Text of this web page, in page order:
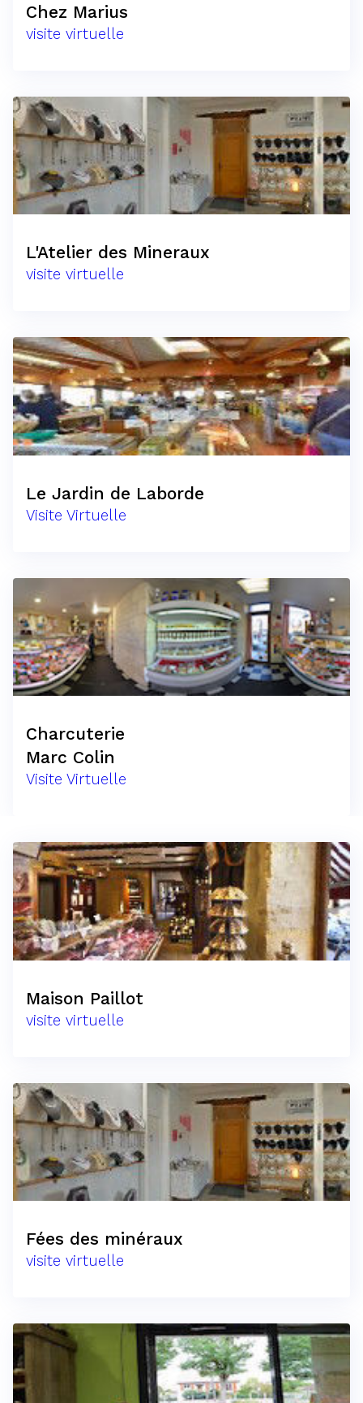
Chez Marius
visite virtuelle
L'Atelier des Mineraux
visite virtuelle
Le Jardin de Laborde
Visite Virtuelle
Charcuterie
Marc Colin
Visite Virtuelle
Maison Paillot
visite virtuelle
Fées des minéraux
visite virtuelle